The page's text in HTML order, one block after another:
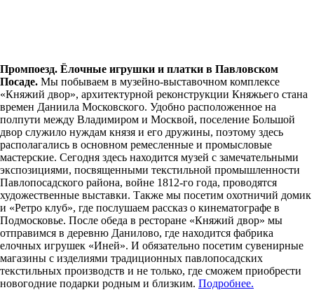
Промпоезд. Ёлочные игрушки и платки в Павловском
Посаде. Мы побываем в музейно-выставочном комплексе
«Княжий двор», архитектурной реконструкции Княжьего стана
времен Даниила Московского. Удобно расположенное на
полпути между Владимиром и Москвой, поселение Большой
двор служило нуждам князя и его дружины, поэтому здесь
располагались в основном ремесленные и промысловые
мастерские. Сегодня здесь находится музей с замечательными
экспозициями, посвященными текстильной промышленности
Павлопосадского района, войне 1812-го года, проводятся
художественные выставки. Также мы посетим охотничий домик
и «Ретро клуб», где послушаем рассказ о кинематографе в
Подмосковье. После обеда в ресторане «Княжий двор» мы
отправимся в деревню Данилово, где находится фабрика
елочных игрушек «Иней». И обязательно посетим сувенирные
магазины с изделиями традиционных павлопосадских
текстильных производств и не только, где сможем приобрести
новогодние подарки родным и близким. Подробнее.